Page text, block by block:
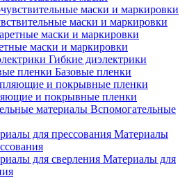
маски и маркировки
маски и маркировки
Гибкие диэлектрики
Базовые пленки
и покрывные пленки
Вспомогательные
Материалы
Материалы для